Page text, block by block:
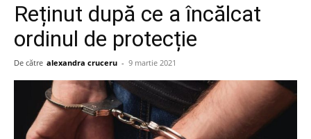
Reținut după ce a încălcat
ordinul de protecție
De către alexandra cruceru - 9 martie 2021